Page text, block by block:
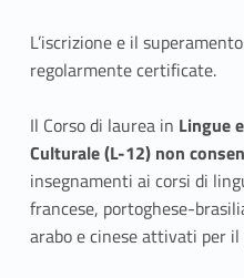
L’iscrizione e il
regolarmente certificate.
Il Corso di laurea in Lingue
Culturale (L-12) non
insegnamenti ai corsi di
francese, portoghese-
arabo e cinese attivati per